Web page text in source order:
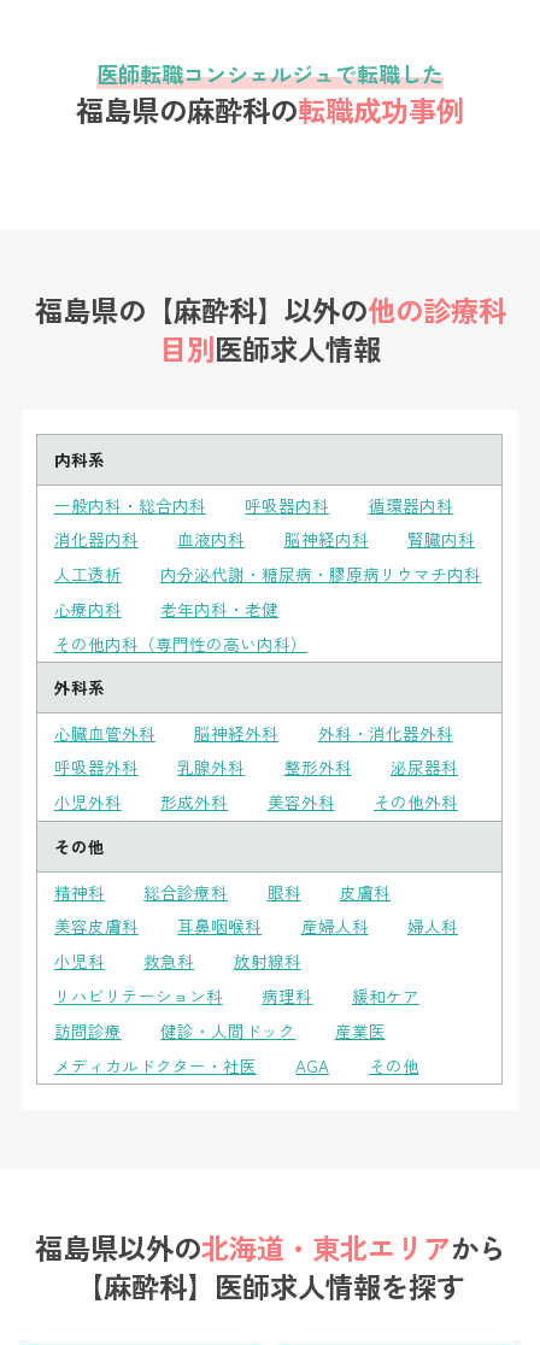
医師転職コンシェルジュで転職した
福島県の麻酔科の転職成功事例
福島県の【麻酔科】以外の他の診療科
目別医師求人情報
内科系
一般内科・総合内科
呼吸器内科
循環器内科
消化器内科
血液内科 脳神経内科
腎臓内科
人工透析
内分泌代謝・糖尿病・膠原病リウマチ内科
心療内科
老年内科・老健
その他内科（専門性の高い内科）
外科系
心臓血管外科
脳神経外科
外科・消化器外科
呼吸器外科
乳腺外科 整形外科
泌尿器科
小児外科
形成外科 美容外科
その他外科
その他
精神科
総合診療科 眼科
皮膚科
美容皮膚科
耳鼻咽喉科 産婦人科
婦人科
小児科
救急科
放射線科
リハビリテーション科
病理科
緩和ケア
訪問診療
健診・人間ドック
産業医
メディカルドクター・社医
AGA その他
福島県以外の北海道・東北エリアから
【麻酔科】医師求人情報を探す